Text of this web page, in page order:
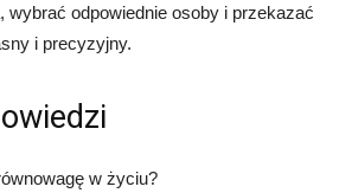
wybrać odpowiednie osoby i przekazać
i precyzyjny.
w życiu?